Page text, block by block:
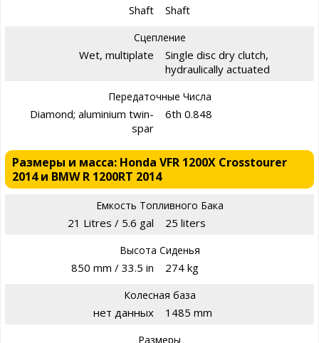
Shaft Shaft
Сцепление
Wet, multiplate
Single disc dry clutch,
hydraulically actuated
Передаточные Числа
Diamond; aluminium twin-
spar
6th 0.848
Размеры и масса: Honda VFR 1200X Crosstourer
2014 и BMW R 1200RT 2014
Емкость Топливного Бака
21 Litres / 5.6 gal 25 liters
Высота Сиденья
850 mm / 33.5 in 274 kg
Колесная база
нет данных 1485 mm
Размеры